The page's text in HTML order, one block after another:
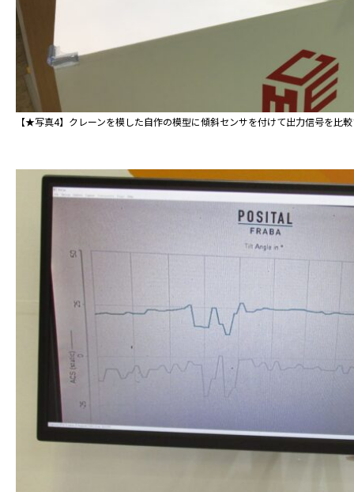
【★写真4】クレーンを模した自作の模型に傾斜センサを付けて出力信号を比